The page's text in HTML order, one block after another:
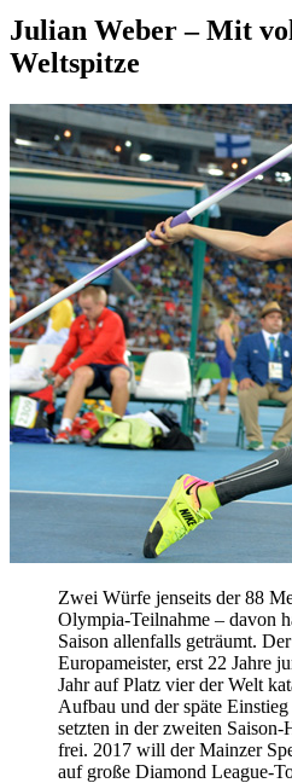
Julian Weber – Mit
Weltspitze
Zwei Würfe jenseits der 88
Olympia-Teilnahme – davon
Saison allenfalls geträumt.
Europameister, erst 22 Jahre
Jahr auf Platz vier der Welt
Aufbau und der späte
setzten in der zweiten
frei. 2017 will der Mainzer
auf große Diamond League-